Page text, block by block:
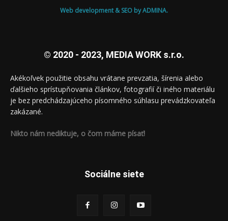
Web development & SEO by ADMINA.
© 2020 - 2023, MEDIA WORK s.r.o.
Akékoľvek použitie obsahu vrátane prevzatia, šírenia alebo
ďalšieho sprístupňovania článkov, fotografií či iného materiálu
je bez predchádzajúceho písomného súhlasu prevádzkovateľa
zakázané.
Nikto nám nediktuje, o čom máme písať!
Sociálne siete